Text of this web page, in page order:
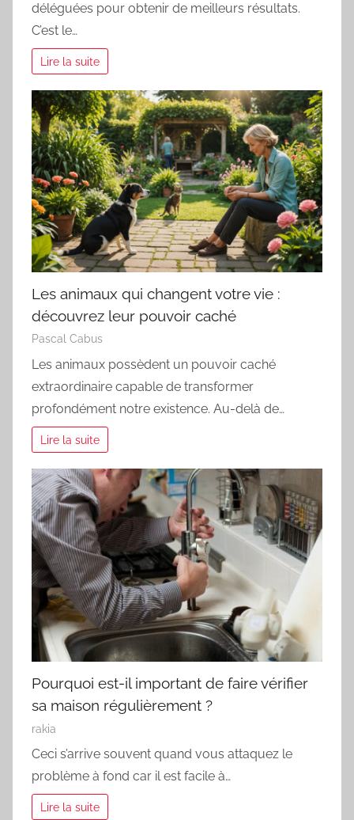
déléguées pour obtenir de meilleurs résultats.
C’est le…
Lire la suite
Les animaux qui changent votre vie :
découvrez leur pouvoir caché
Pascal Cabus
Les animaux possèdent un pouvoir caché
extraordinaire capable de transformer
profondément notre existence. Au-delà de…
Lire la suite
Pourquoi est-il important de faire vérifier
sa maison régulièrement ?
rakia
Ceci s’arrive souvent quand vous attaquez le
problème à fond car il est facile à…
Lire la suite